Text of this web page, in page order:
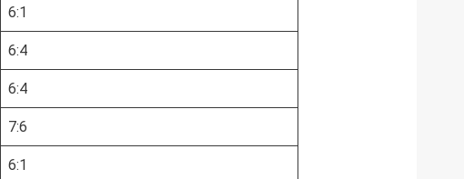
6:1
6:4
6:4
7:6
6:1